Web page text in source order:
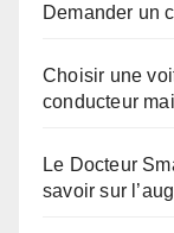
Demander un
Choisir une
conducteur
Le Docteur
savoir sur